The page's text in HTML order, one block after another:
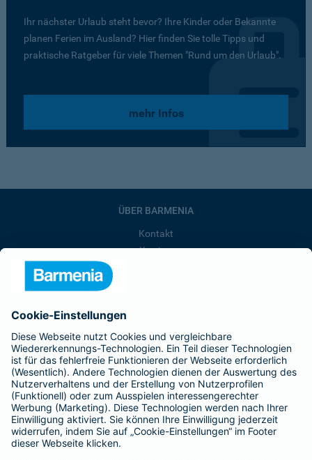
Ihr nächster Urlaub steht bevor? Ihre Kinder oder Bekannte
planen Ferien im Ausland? Hier finden Sie tolle Tipps und
praktische Ratgeber für viele Themen "Rund um den Urlaub".
mehr Infos
ÜBER BARMENIA
Kontakt
Karriere
Affiliate-Partner werden
Barmenia ist Teil der BarmeniaGothaer
BELIEBTE SEITEN
Kranken-Zusatzversicherung
Tierversicherungen
Haftpflichtversicherung
Hausratversicherung